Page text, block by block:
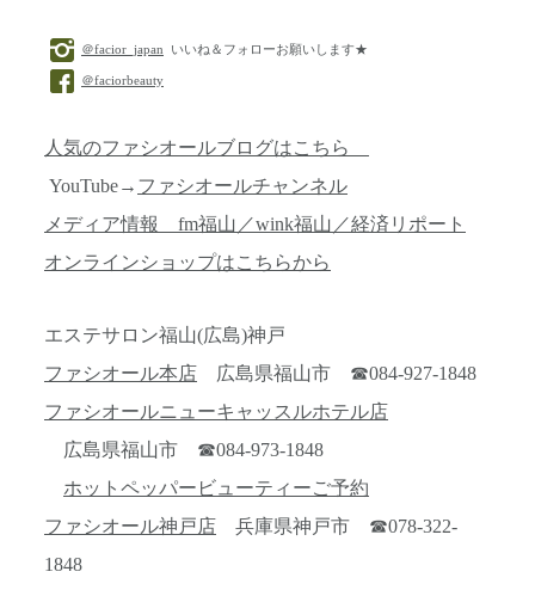
＠facior_japan いいね＆フォローお願いします★
＠faciorbeauty
人気のファシオールブログはこちら
YouTube→ ファシオールチャンネル
メディア情報 fm福山／wink福山／経済リポート
オンラインショップはこちらから
エステサロン福山(広島)神戸
ファシオール本店 広島県福山市 ☎084-927-1848
ファシオールニューキャッスルホテル店
広島県福山市 ☎084-973-1848
ホットペッパービューティーご予約
ファシオール神戸店 兵庫県神戸市 ☎078-322-
1848